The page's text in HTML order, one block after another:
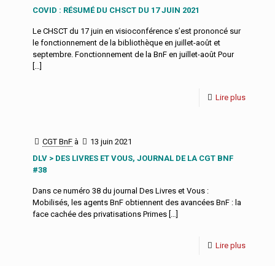
COVID : RÉSUMÉ DU CHSCT DU 17 JUIN 2021
Le CHSCT du 17 juin en visioconférence s’est prononcé sur
le fonctionnement de la bibliothèque en juillet-août et
septembre. Fonctionnement de la BnF en juillet-août Pour
[…]
Lire plus
CGT BnF à
13 juin 2021
DLV > DES LIVRES ET VOUS, JOURNAL DE LA CGT BNF
#38
Dans ce numéro 38 du journal Des Livres et Vous :
Mobilisés, les agents BnF obtiennent des avancées BnF : la
face cachée des privatisations Primes […]
Lire plus